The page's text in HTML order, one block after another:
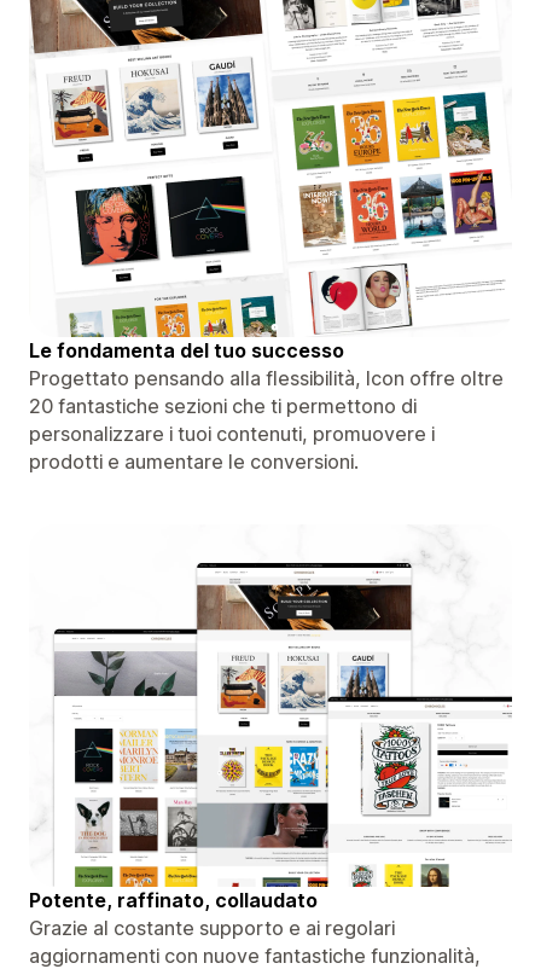
Le fondamenta del tuo successo
Progettato pensando alla flessibilità, Icon offre oltre
20 fantastiche sezioni che ti permettono di
personalizzare i tuoi contenuti, promuovere i
prodotti e aumentare le conversioni.
Potente, raffinato, collaudato
Grazie al costante supporto e ai regolari
aggiornamenti con nuove fantastiche funzionalità,